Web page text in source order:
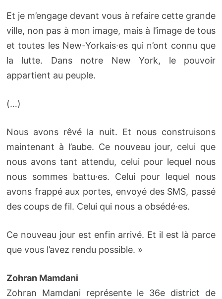
Et je m’engage devant vous à refaire cette grande
ville, non pas à mon image, mais à l’image de tous
et toutes les New-Yorkais·es qui n’ont connu que
la lutte. Dans notre New York, le pouvoir
appartient au peuple.
(…)
Nous avons rêvé la nuit. Et nous construisons
maintenant à l’aube. Ce nouveau jour, celui que
nous avons tant attendu, celui pour lequel nous
nous sommes battu·es. Celui pour lequel nous
avons frappé aux portes, envoyé des SMS, passé
des coups de fil. Celui qui nous a obsédé·es.
Ce nouveau jour est enfin arrivé. Et il est là parce
que vous l’avez rendu possible. »
Zohran Mamdani
Zohran Mamdani représente le 36e district de